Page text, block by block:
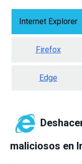
Internet Explorer
Firefox
Edge
maliciosos en